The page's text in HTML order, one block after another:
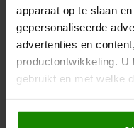
apparaat op te slaan
gepersonaliseerde
advertenties en
productontwikkeling. U
gebruikt en met welke
Als u het toestaat,